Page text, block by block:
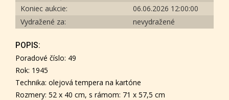
Koniec aukcie:
06.06.2026 12:00:00
Vydražené za:
nevydražené
POPIS:
Poradové číslo: 49
Rok: 1945
Technika: olejová tempera na kartóne
Rozmery: 52 x 40 cm, s rámom: 71 x 57,5 cm